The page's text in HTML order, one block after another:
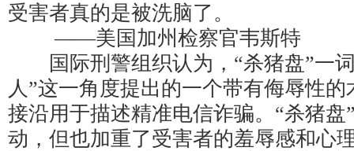
受害者真的是被洗脑了。
——美国加州检察官韦斯特
国际刑警组织认为，“杀猪盘”一词
人”这一角度提出的一个带有侮辱性
接沿用于描述精准电信诈骗。“杀猪盘
动，但也加重了受害者的羞辱感和心